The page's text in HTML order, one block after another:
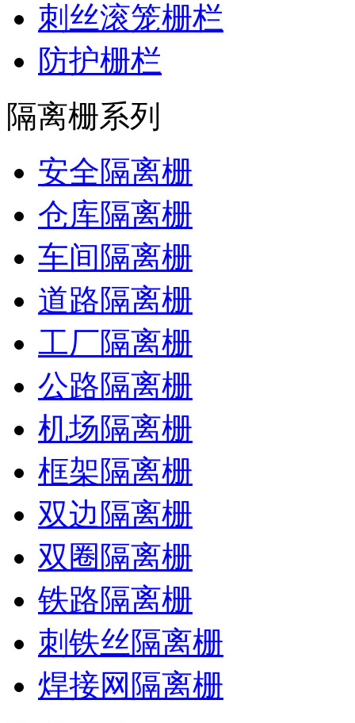
刺丝滚笼栅栏
防护栅栏
隔离栅系列
安全隔离栅
仓库隔离栅
车间隔离栅
道路隔离栅
工厂隔离栅
公路隔离栅
机场隔离栅
框架隔离栅
双边隔离栅
双圈隔离栅
铁路隔离栅
刺铁丝隔离栅
焊接网隔离栅